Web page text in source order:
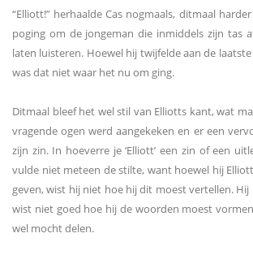
“Elliott!” herhaalde Cas nogmaals, ditmaal
poging om de jongeman die inmiddels zijn tas
laten luisteren. Hoewel hij twijfelde aan de
was dat niet waar het nu om ging.
Ditmaal bleef het wel stil van Elliotts kant, wat
vragende ogen werd aangekeken en er een
zijn zin. In hoeverre je ‘Elliott’ een zin of een
vulde niet meteen de stilte, want hoewel hij
geven, wist hij niet hoe hij dit moest vertellen. Hij
wist niet goed hoe hij de woorden moest
wel mocht delen.